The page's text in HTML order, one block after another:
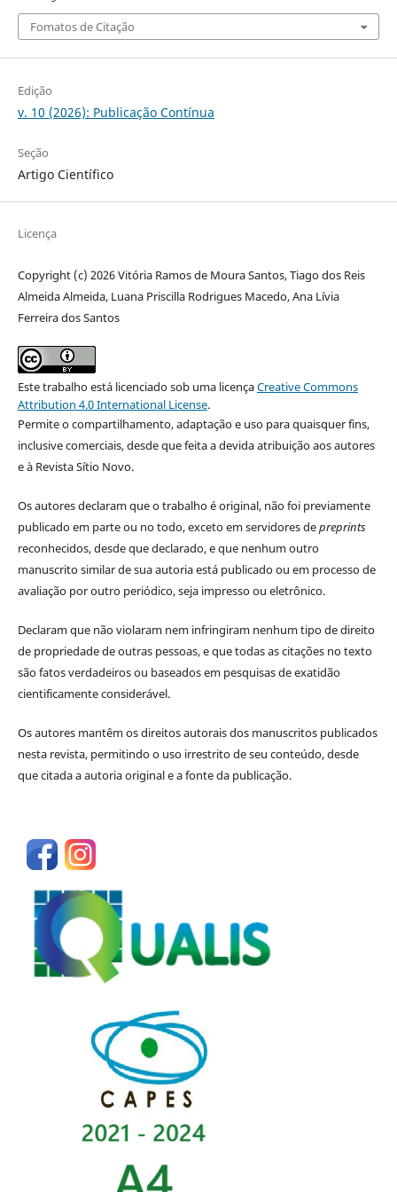
Fomatos de Citação
Edição
v. 10 (2026): Publicação Contínua
Seção
Artigo Científico
Licença
Copyright (c) 2026 Vitória Ramos de Moura Santos, Tiago dos Reis
Almeida Almeida, Luana Priscilla Rodrigues Macedo, Ana Lívia
Ferreira dos Santos
Este trabalho está licenciado sob uma licençaCreative Commons
Attribution 4.0 International License.
Permite o compartilhamento, adaptação e uso para quaisquer fins,
inclusive comerciais, desde que feita a devida atribuição aos autores
e à Revista Sítio Novo.
Os autores declaram que o trabalho é original, não foi previamente
publicado em parte ou no todo, exceto em servidores depreprints
reconhecidos, desde que declarado, e que nenhum outro
manuscrito similar de sua autoria está publicado ou em processo de
avaliação por outro periódico, seja impresso ou eletrônico.
Declaram que não violaram nem infringiram nenhum tipo de direito
de propriedade de outras pessoas, e que todas as citações no texto
são fatos verdadeiros ou baseados em pesquisas de exatidão
cientificamente considerável.
Os autores mantêm os direitos autorais dos manuscritos publicados
nesta revista, permitindo o uso irrestrito de seu conteúdo, desde
que citada a autoria original e a fonte da publicação.